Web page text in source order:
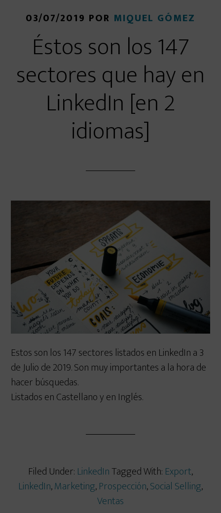
03/07/2019 POR MIQUEL GÓMEZ
Éstos son los 147
sectores que hay en
LinkedIn [en 2
idiomas]
Estos son los 147 sectores listados en LinkedIn a 3
de Julio de 2019. Son muy importantes a la hora de
hacer búsquedas.
Listados en Castellano y en Inglés.
Filed Under: LinkedInTagged With: Export,
LinkedIn,Marketing,Prospección,Social Selling,
Ventas